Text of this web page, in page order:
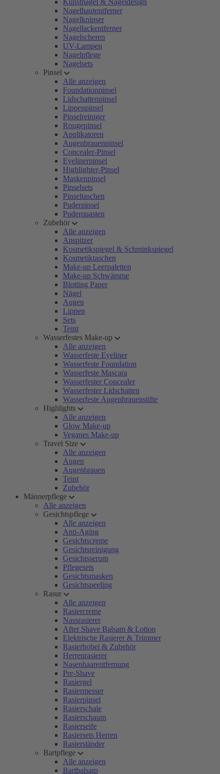
Kunstnägel & Nageldesign
Nagelhautentferner
Nagelknipser
Nagellackentferner
Nagelscheren
UV-Lampen
Nagelpflege
Nagelsets
Pinsel
Alle anzeigen
Foundationpinsel
Lidschattenpinsel
Lippenpinsel
Pinselreiniger
Rougepinsel
Applikatoren
Augenbrauenpinsel
Concealer-Pinsel
Eyelinerpinsel
Highlighter-Pinsel
Maskenpinsel
Pinselsets
Pinseltaschen
Puderpinsel
Puderquasten
Zubehör
Alle anzeigen
Anspitzer
Kosmetikspiegel & Schminkspiegel
Kosmetiktaschen
Make-up Leerpaletten
Make-up Schwämme
Blotting Paper
Nägel
Augen
Lippen
Sets
Teint
Wasserfestes Make-up
Alle anzeigen
Wasserfeste Eyeliner
Wasserfeste Foundation
Wasserfeste Mascara
Wasserfester Concealer
Wasserfester Lidschatten
Wasserfeste Augenbrauenstifte
Highlights
Alle anzeigen
Glow Make-up
Veganes Make-up
Travel Size
Alle anzeigen
Augen
Augenbrauen
Teint
Zubehör
Männerpflege
Alle anzeigen
Gesichtspflege
Alle anzeigen
Anti-Aging
Gesichtscreme
Gesichtsreinigung
Gesichtsserum
Pflegesets
Gesichtsmasken
Gesichtspeeling
Rasur
Alle anzeigen
Rasiercreme
Nassrasierer
After Shave Balsam & Lotion
Elektrische Rasierer & Trimmer
Rasierhobel & Zubehör
Herrenrasierer
Nasenhaarentfernung
Pre-Shave
Rasiergel
Rasiermesser
Rasierpinsel
Rasierschale
Rasierschaum
Rasierseife
Rasiersets Herren
Rasierständer
Bartpflege
Alle anzeigen
Bartbalsam